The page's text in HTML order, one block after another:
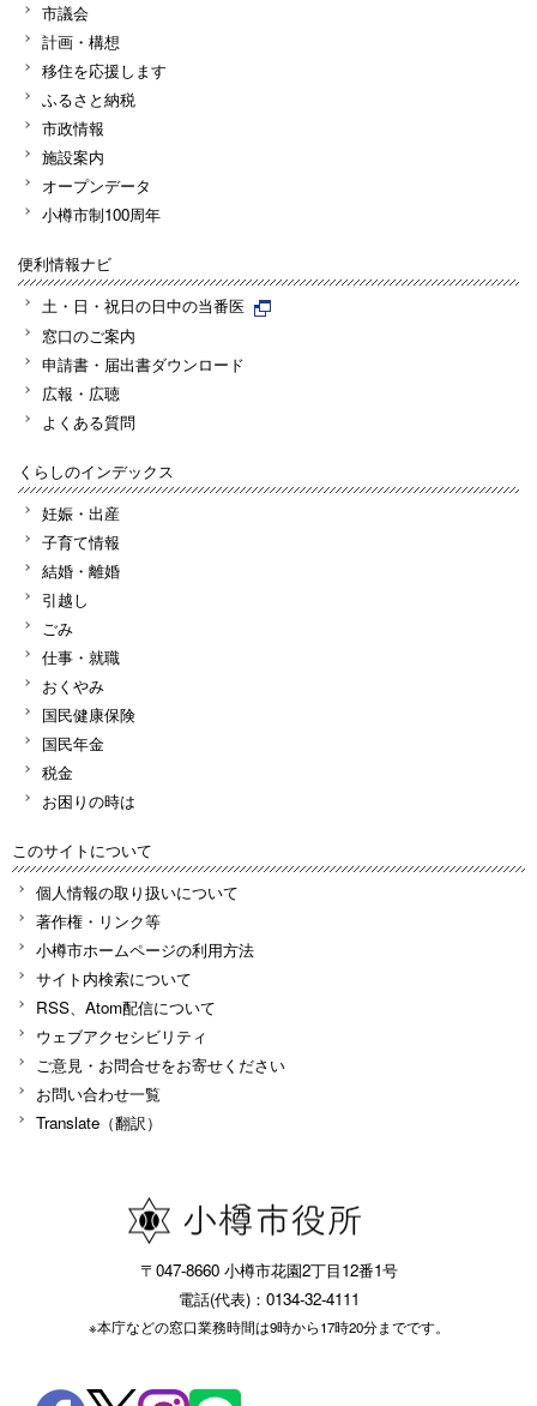
市議会
計画・構想
移住を応援します
ふるさと納税
市政情報
施設案内
オープンデータ
小樽市制100周年
便利情報ナビ
土・日・祝日の日中の当番医
窓口のご案内
申請書・届出書ダウンロード
広報・広聴
よくある質問
くらしのインデックス
妊娠・出産
子育て情報
結婚・離婚
引越し
ごみ
仕事・就職
おくやみ
国民健康保険
国民年金
税金
お困りの時は
このサイトについて
個人情報の取り扱いについて
著作権・リンク等
小樽市ホームページの利用方法
サイト内検索について
RSS、Atom配信について
ウェブアクセシビリティ
ご意見・お問合せをお寄せください
お問い合わせ一覧
Translate（翻訳）
〒047-8660 小樽市花園2丁目12番1号
電話(代表)：0134-32-4111
※本庁などの窓口業務時間は9時から17時20分までです。